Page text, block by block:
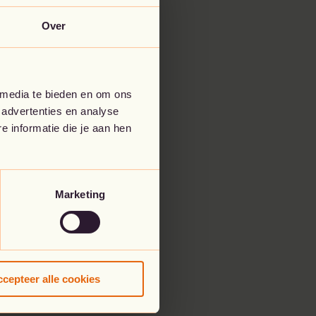
Over
te bieden en om ons
en analyse
informatie die je aan hen
Marketing
alle cookies